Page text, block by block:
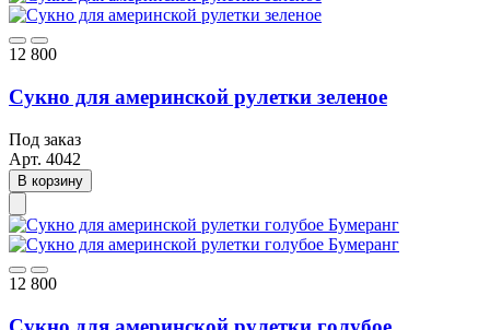
12 800
Сукно для америнской рулетки зеленое
Под заказ
Арт. 4042
В корзину
12 800